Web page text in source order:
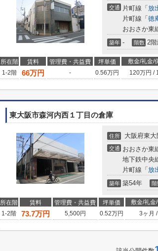
交通 片町線「 放
片町線「 徳
おおさか東
築年 - 階数 2階
所在階 賃料 管理費・共益費 坪単価 敷金/礼金/
1-2階
66万円 - 0.56万円 120万円 /
東大阪市森河内西１丁目の倉庫
住所 大阪府東
交通 おおさか東
地下鉄中央
片町線「 放
築年 築54年 階
所在階 賃料 管理費・共益費 坪単価 敷金/礼金
1-2階
73.7万円 5,500円 0.52万円 3ヶ月 /